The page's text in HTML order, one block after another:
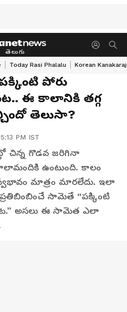
తెలుగు
Today Rasi Phalalu Korean
పక్కింటి పోరు
ఈ కాలానికి తగ్గ
తెలుసా?
PM IST
చిన్న గొడవ జరిగినా
ఉంటుంది. కాలం
మాత్రం మారలేదు. ఇలా
సామెతే “పక్కింటి
అసలు ఈ సామెత ఎలా